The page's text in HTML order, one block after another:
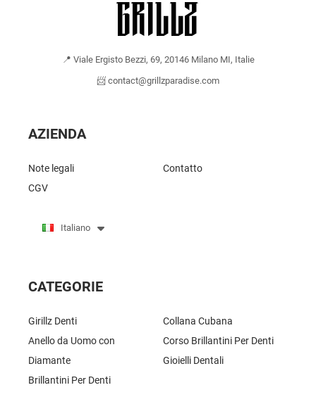
📍 Viale Ergisto Bezzi, 69, 20146 Milano MI, Italie
📨 contact@grillzparadise.com
AZIENDA
Note legali
CGV
Contatto
Italiano
CATEGORIE
Girillz Denti
Anello da Uomo con
Diamante
Brillantini Per Denti
Collana Cubana
Corso Brillantini Per Denti
Gioielli Dentali